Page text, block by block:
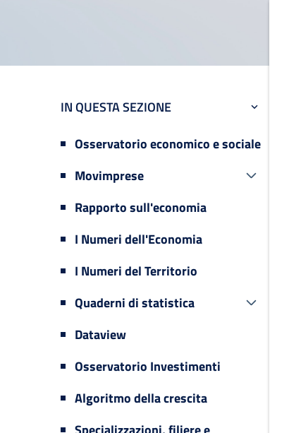
IN QUESTA SEZIONE
Osservatorio economico e sociale
Movimprese
Rapporto sull'economia
I Numeri dell'Economia
I Numeri del Territorio
Quaderni di statistica
Dataview
Osservatorio Investimenti
Algoritmo della crescita